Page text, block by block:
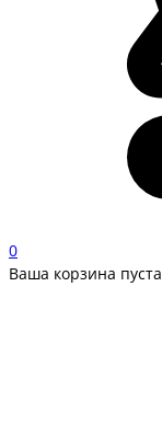
0
Ваша корзина пуста